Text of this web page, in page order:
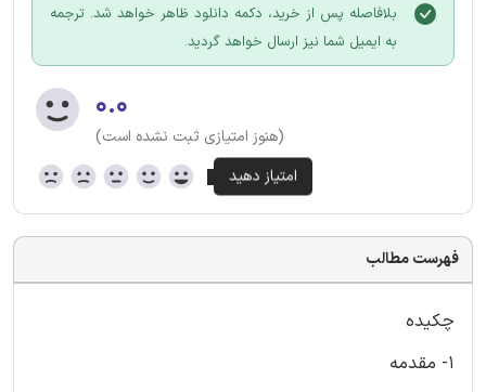
بلافاصله پس از خرید، دکمه دانلود ظاهر خواهد شد. ترجمه
به ایمیل شما نیز ارسال خواهد گردید.
۰.۰
(هنوز امتیازی ثبت نشده است)
فهرست مطالب
چکیده
1- مقدمه